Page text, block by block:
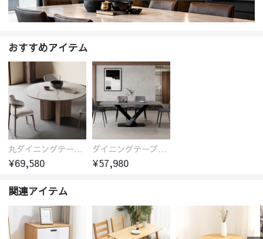
おすすめアイテム
丸ダイニングテーブル セラミック天板 耐熱 キズに強い 丸型 北欧 無垢材 円卓 円型
¥69,580
ダイニングテーブル おしゃれ セラミック天板 大理石柄 食卓 4人用 4人 6人 140cm 160cm 180cm 耐久性 耐熱 食事テーブル
¥57,980
関連アイテム